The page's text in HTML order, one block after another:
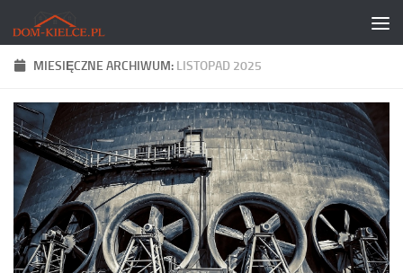
Skip to content
MIESIĘCZNE ARCHIWUM: LISTOPAD 2025